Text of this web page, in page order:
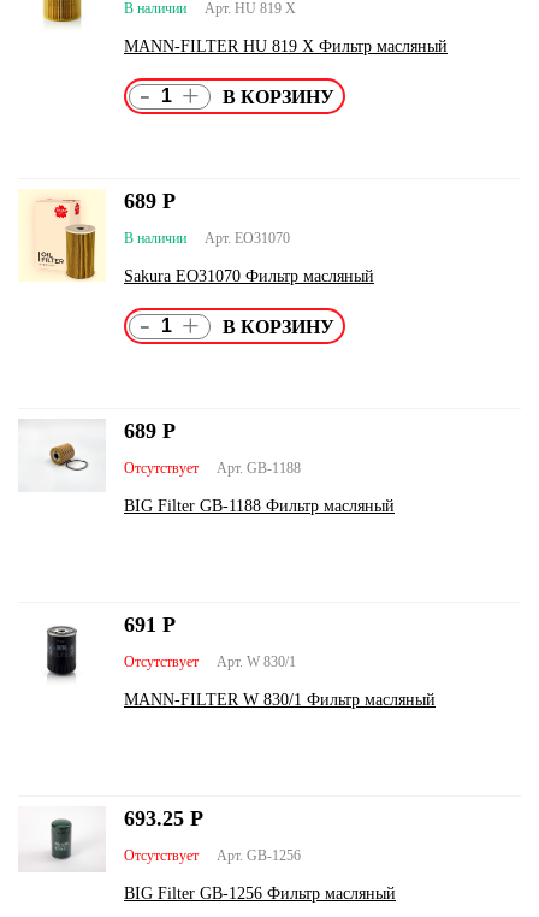
Арт. HU 819 X
В наличии
MANN-FILTER HU 819 X Фильтр масляный
- +
Арт. EO31070
В наличии
Sakura EO31070 Фильтр масляный
689 Р
- +
Арт. GB-1188
Отсутствует
BIG Filter GB-1188 Фильтр масляный
689 Р
Арт. W 830/1
Отсутствует
MANN-FILTER W 830/1 Фильтр масляный
691 Р
Арт. GB-1256
Отсутствует
BIG Filter GB-1256 Фильтр масляный
693.25 Р